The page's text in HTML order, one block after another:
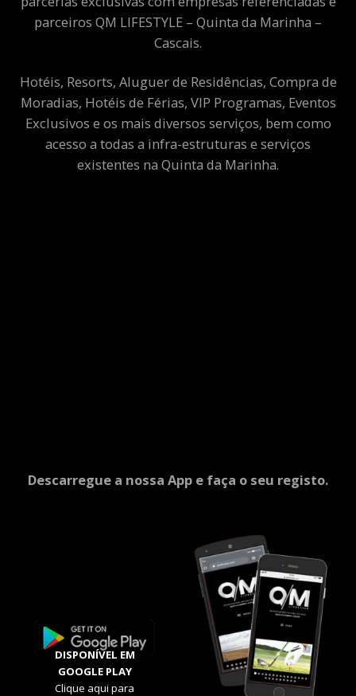
parceiros QM LIFESTYLE – Quinta da Marinha –
Cascais.
Hotéis, Resorts, Aluguer de Residências, Compra de
Moradias, Hotéis de Férias, VIP Programas, Eventos
Exclusivos e os mais diversos serviços, bem como
acesso a todas a infra-estruturas e serviços
existentes na Quinta da Marinha.
Descarregue a nossa App e faça o seu registo.
DISPONÍVEL EM
GOOGLE PLAY
Clique aqui para